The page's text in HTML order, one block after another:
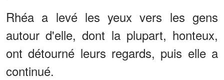
Rhéa a levé les yeux vers les gens
autour d'elle, dont la plupart, honteux,
ont détourné leurs regards, puis elle a
continué.